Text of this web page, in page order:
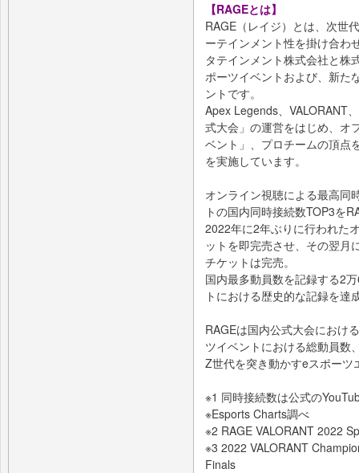
【RAGEとは】
RAGE（レイジ）とは、次世
ーテインメント性を掛け合わ
タテインメント株式会社と株
ポーツイベントおよび、新た
ントです。
Apex Legends、VALORANT
式大会」の運営をはじめ、オ
ベント」、プロチームの頂点
を実施しています。
オンライン視聴による最高同
トの国内同時接続数TOP3を
2022年に2年ぶりに行われた
ットを即完売させ、その翌月
チケットは完売。
国内最多動員数を記録する2
トにおける歴史的な記録を達
RAGEは国内公式大会におけ
ツイベントにおける総動員数
Z世代を突き動かすeスポー
※1 同時接続数は公式の
※Esports Charts調べ
※2 RAGE VALORANT 2022
※3 2022 VALORANT
Finals